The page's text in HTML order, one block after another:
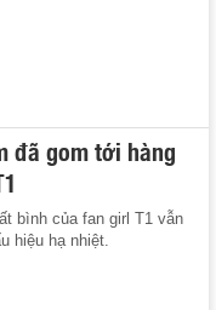
đã gom tới hàng
bình của fan girl T1 vẫn
hiệu hạ nhiệt.